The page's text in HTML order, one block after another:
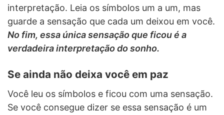
interpretação. Leia os símbolos um a um, mas
guarde a sensação que cada um deixou em você.
No fim, essa única sensação que ficou é a
verdadeira interpretação do sonho.
Se ainda não deixa você em paz
Você leu os símbolos e ficou com uma sensação.
Se você consegue dizer se essa sensação é um